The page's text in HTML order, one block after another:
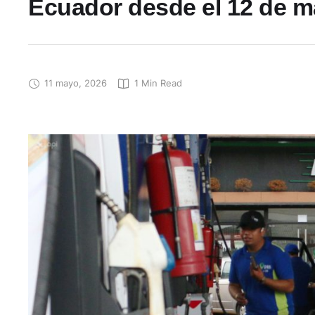
Ecuador desde el 12 de
11 mayo, 2026 1 Min Read